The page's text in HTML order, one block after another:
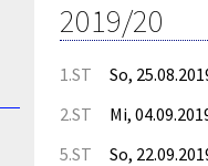
2019/20
1.ST So,
2.ST Mi,
5.ST So,